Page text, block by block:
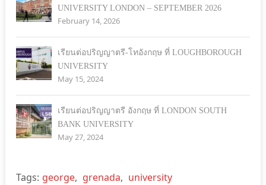
UNIVERSITY LONDON – SEPTEMBER 2026
February 14, 2026
เรียนต่อปริญญาตรี-โทอังกฤษ ที่ LOUGHBOROUGH
UNIVERSITY
May 15, 2024
เรียนต่อปริญญาตรี อังกฤษ ที่ LONDON SOUTH
BANK UNIVERSITY
May 27, 2024
Tags: george, grenada, university